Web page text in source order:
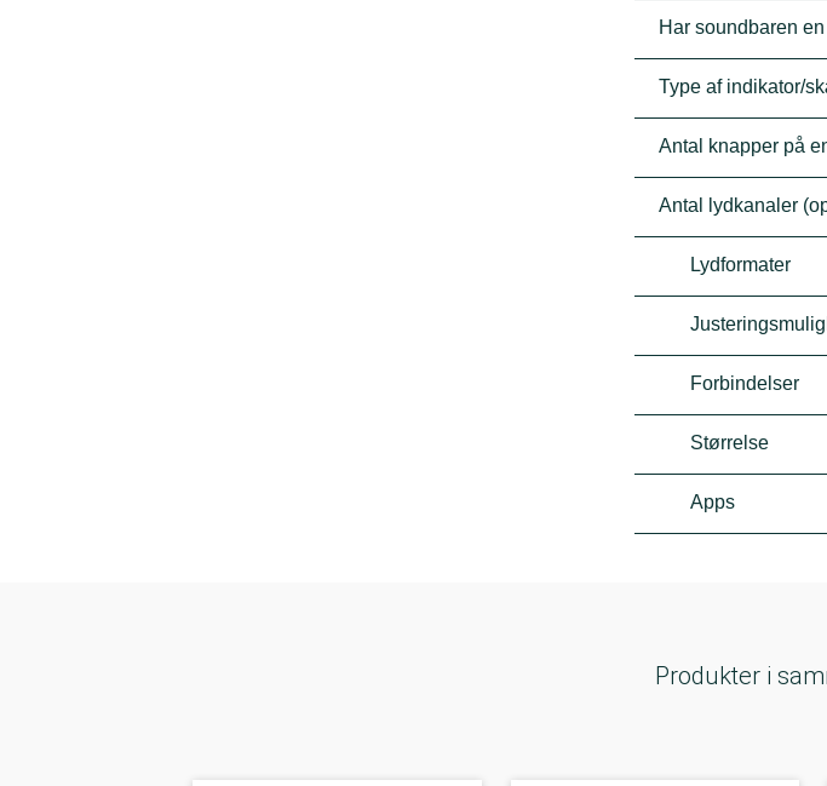
Har soundbaren
Type af indikator/
Antal knapper på
Antal lydkanaler
Lydformater
Forbindelser
Størrelse
Apps
Produkter i